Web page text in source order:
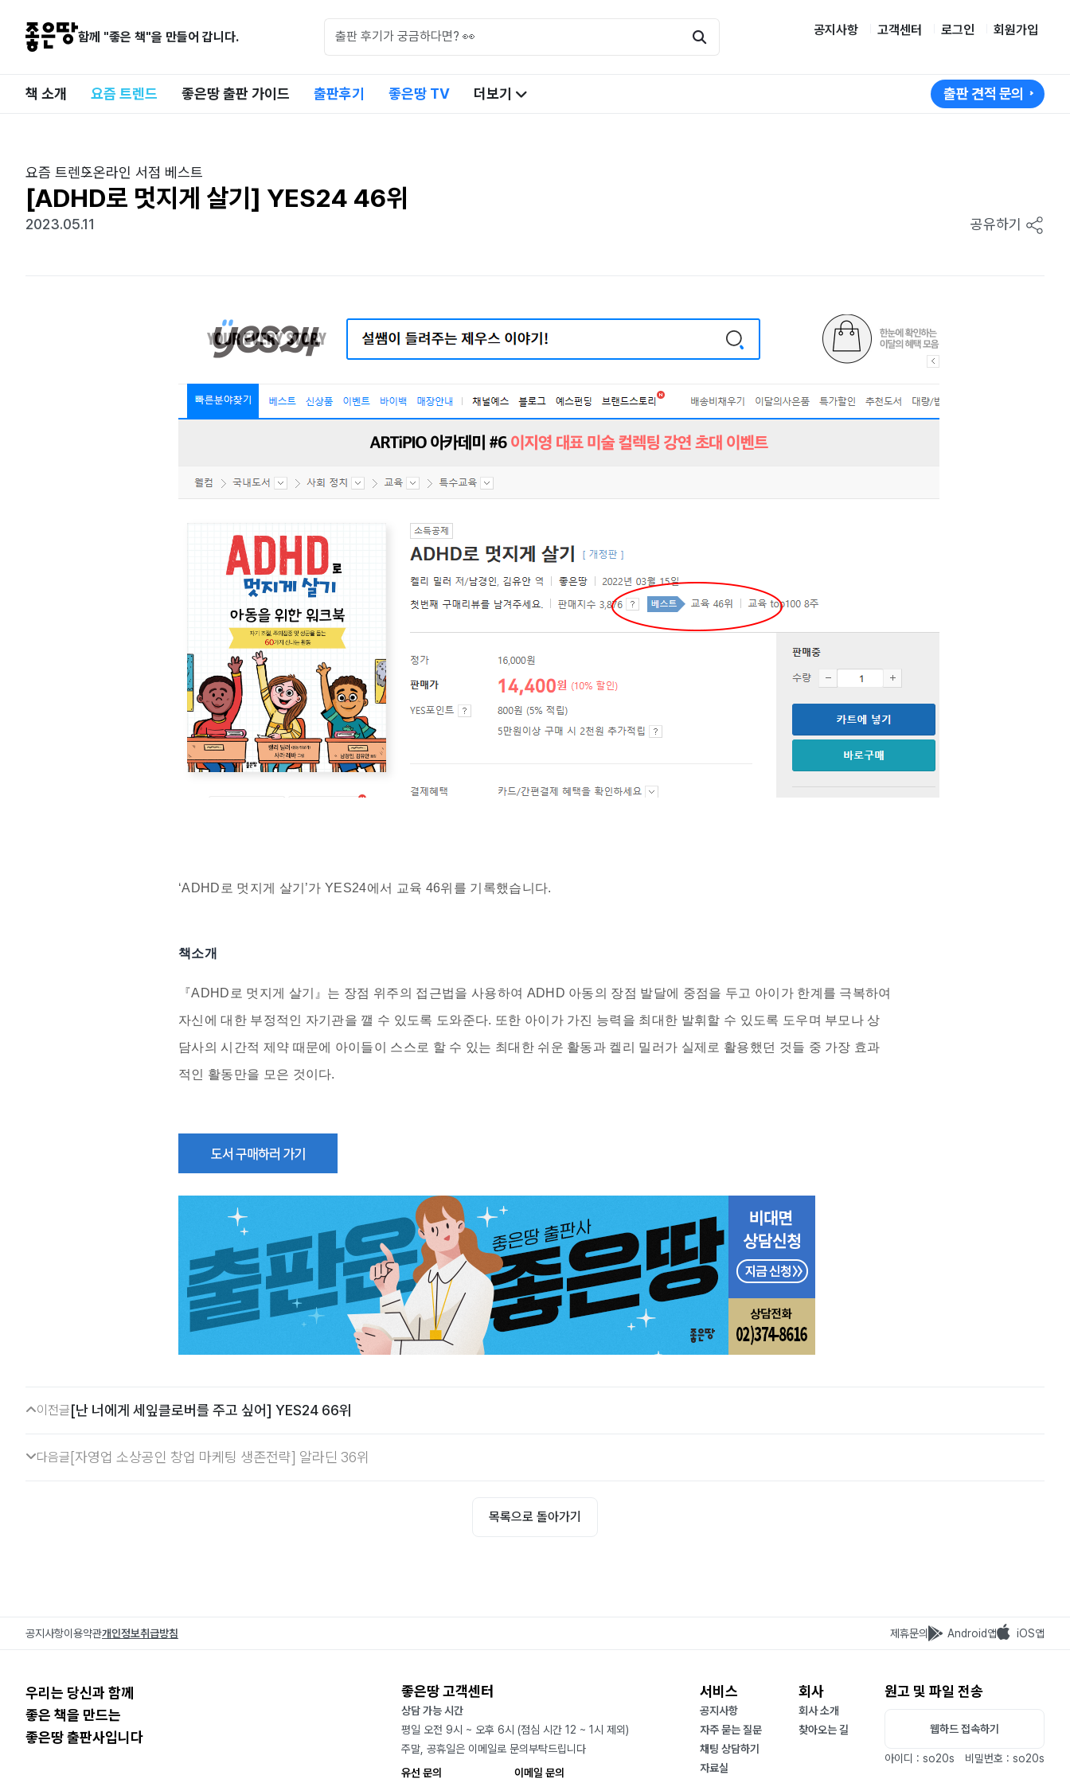
함께 "좋은 책"을 만들어 갑니다. 공지사항 고객센터 로그인 회원가입
책 소개 요즘 트렌드 좋은땅 출판 가이드 출판후기 좋은땅 TV 더보기 출판 견적 문의
요즘 트렌드온라인 서점 베스트
[ADHD로 멋지게 살기] YES24 46위
2023.05.11 공유하기
‘ADHD로 멋지게 살기 ’가YES24에서 교육 46위 를 기록했습니다.
책소개
『ADHD로 멋지게 살기』는 장점 위주의 접근법을 사용하여 ADHD 아동의 장점 발달에 중점을 두고 아이가 한계를 극복하여
자신에 대한 부정적인 자기관을 깰 수 있도록 도와준다. 또한 아이가 가진 능력을 최대한 발휘할 수 있도록 도우며 부모나 상
담사의 시간적 제약 때문에 아이들이 스스로 할 수 있는 최대한 쉬운 활동과 켈리 밀러가 실제로 활용했던 것들 중 가장 효과
적인 활동만을 모은 것이다.
이전글[난 너에게 세잎클로버를 주고 싶어] YES24 66위
다음글 [자영업 소상공인 창업 마케팅 생존전략] 알라딘 36위
목록으로 돌아가기
공지사항이용약관개인정보취급방침 제휴문의 Android앱 iOS앱
우리는 당신과 함께
좋은 책을 만드는
좋은땅 출판사입니다
좋은땅 고객센터
상담 가능 시간
평일 오전 9시 ~ 오후 6시 (점심 시간 12 ~ 1시 제외)
주말, 공휴일은 이메일로 문의부탁드립니다
유선 문의
이메일 문의
서비스
공지사항
자주 묻는 질문
채팅 상담하기
자료실
회사
회사 소개
찾아오는 길
원고 및 파일 전송
웹하드 접속하기
아이디 : so20s 비밀번호 : so20s